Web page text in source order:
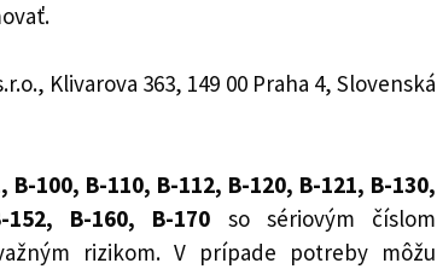
Klivarova 363, 149 00 Praha 4, Slovenská
B-100, B-110, B-112, B-120, B-121, B-130,
B-160, B-170 so sériovým číslom
rizikom. V prípade potreby môžu